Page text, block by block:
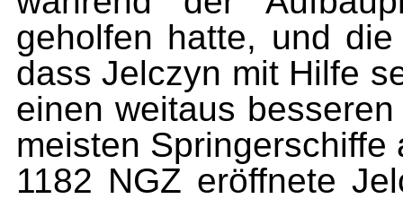
geholfen hatte, und
dass Jelczyn mit Hilfe
einen weitaus
meisten Springerschiffe
1182 NGZ eröffnete